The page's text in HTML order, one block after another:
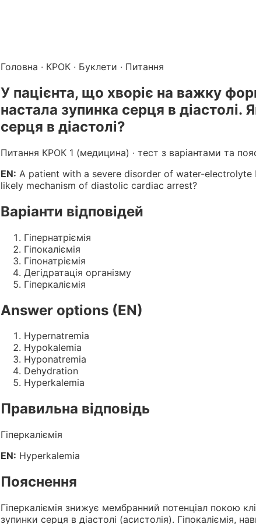
Головна · КРОК · Буклети · Питання
У пацієнта, що хворіє на важку
настала зупинка серця в діастолі.
серця в діастолі?
Питання КРОК 1 (медицина) · тест з варіантами та
EN: A patient with a severe disorder of water-
likely mechanism of diastolic cardiac arrest?
Варіанти відповідей
Гіпернатріємія
Гіпокаліємія
Гіпонатріємія
Дегідратація організму
Гіперкаліємія
Answer options (EN)
Hypernatremia
Hypokalemia
Hyponatremia
Dehydration
Hyperkalemia
Правильна відповідь
Гіперкаліємія
EN: Hyperkalemia
Пояснення
Гіперкаліємія знижує мембранний потенціал покою
зупинки серця в діастолі (асистолія). Гіпокаліємія,